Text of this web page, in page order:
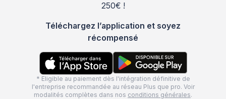
250€ !
Téléchargez l’application et soyez
récompensé
* Eligible au paiement dès l'intégration définitive de
l'entreprise recommandée au réseau Plus que pro. Voir
modalités complètes dans nos conditions générales.